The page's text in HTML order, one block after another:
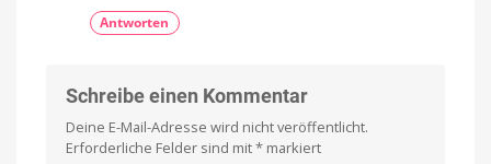
Antworten
Schreibe einen Kommentar
Deine E-Mail-Adresse wird nicht veröffentlicht.
Erforderliche Felder sind mit* markiert